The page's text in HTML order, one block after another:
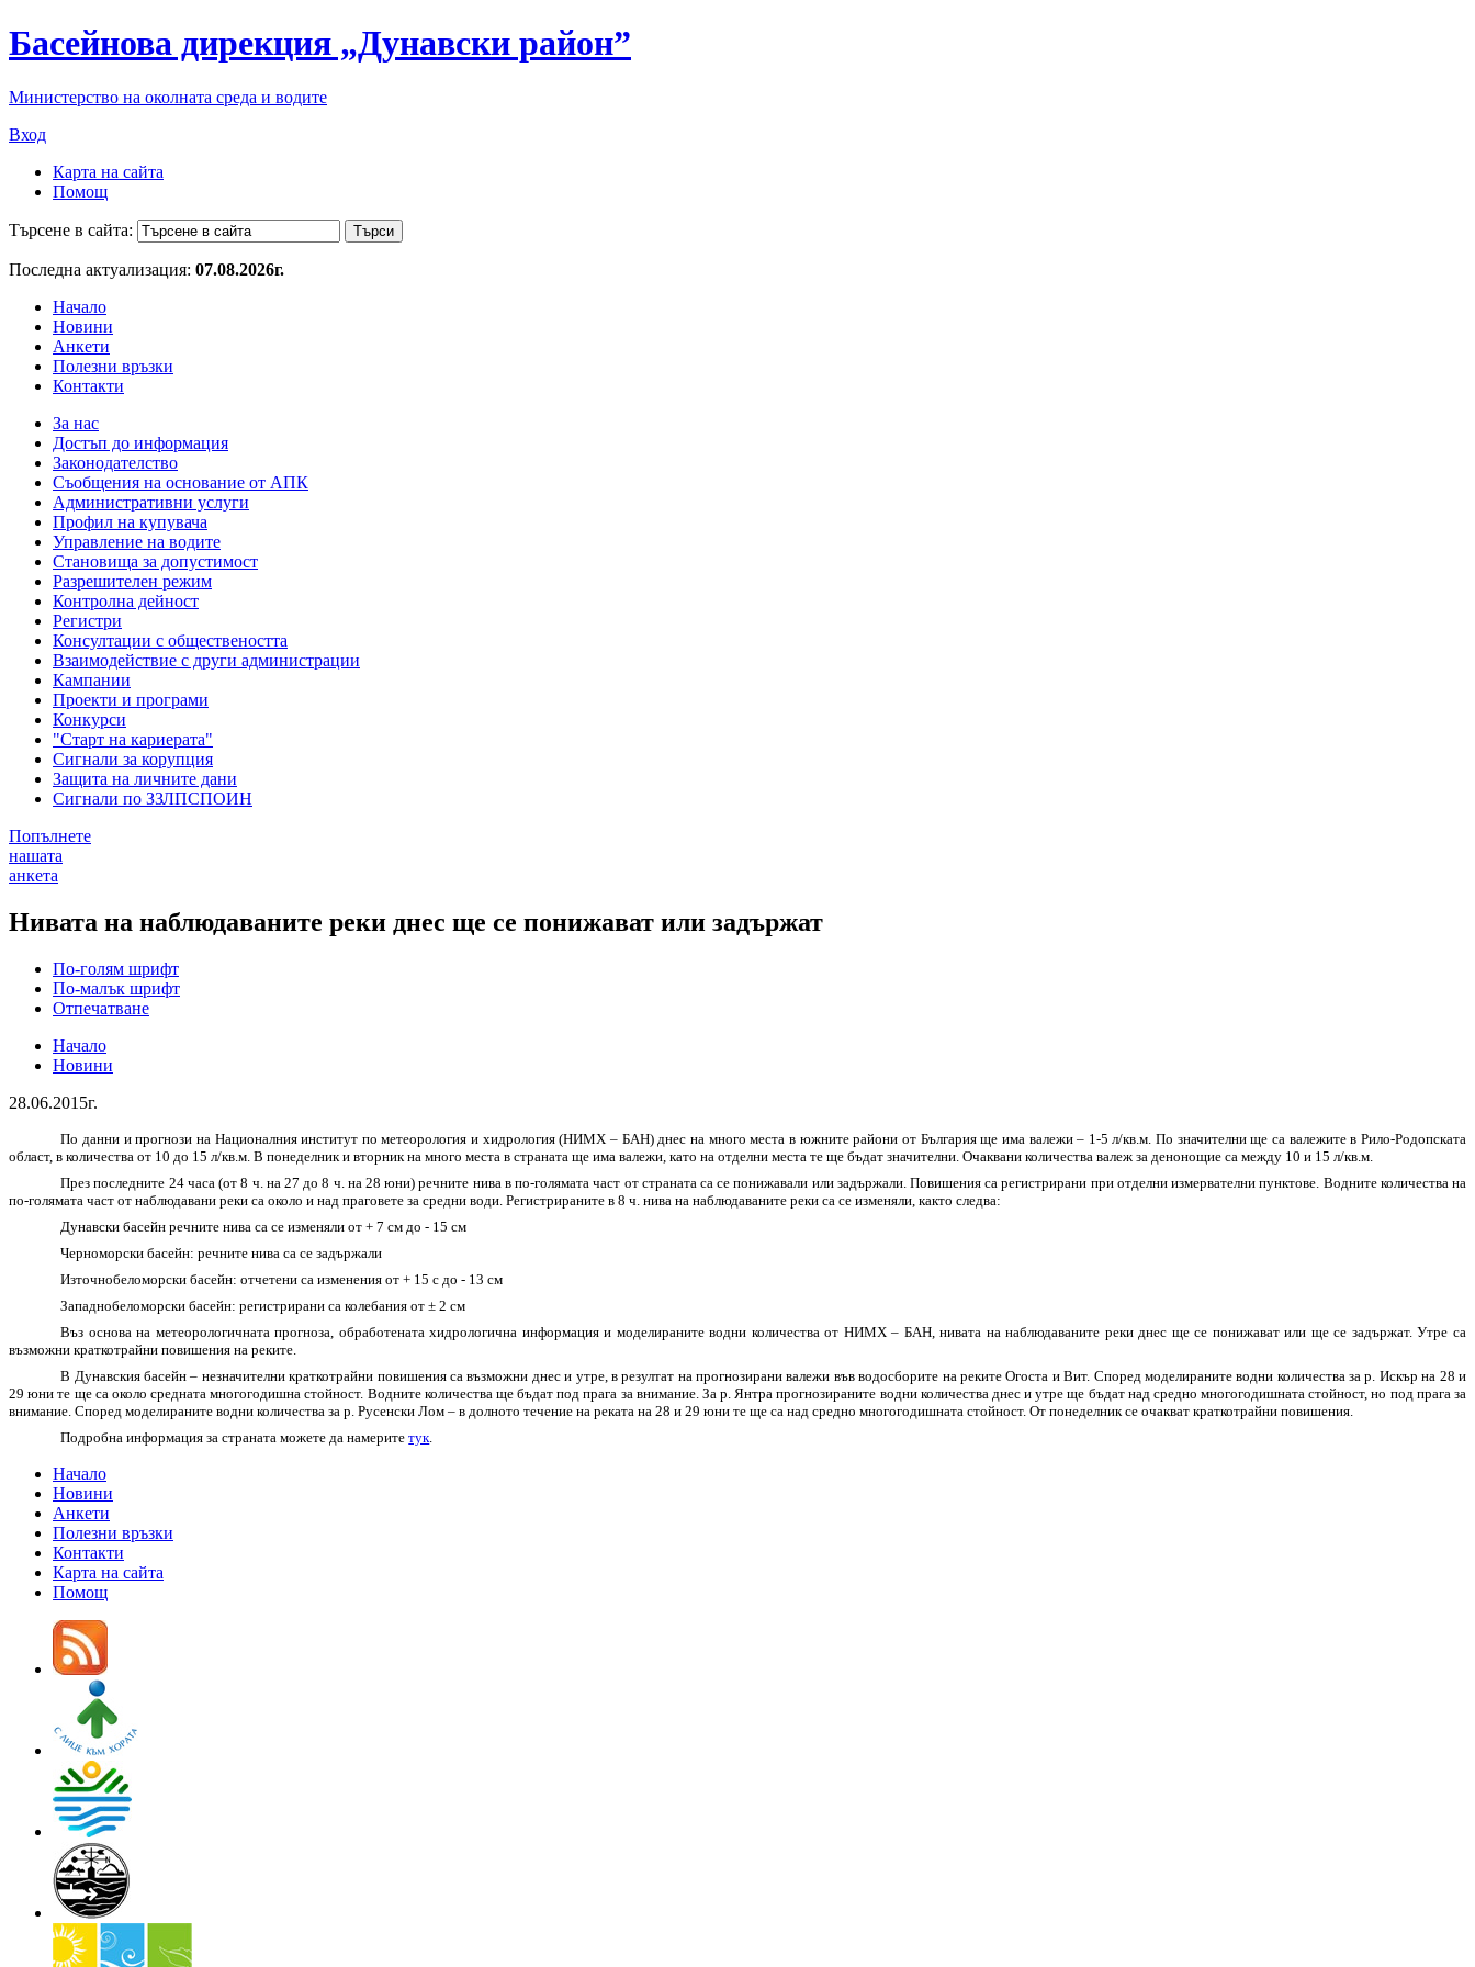
Басейнова дирекция „Дунавски район”
Министерство на околната среда и водите
Вход
Карта на сайта
Помощ
Търсене в сайта:
Последна актуализация: 07.08.2026г.
Начало
Новини
Анкети
Полезни връзки
Контакти
За нас
Достъп до информация
Законодателство
Съобщения на основание от АПК
Административни услуги
Профил на купувача
Управление на водите
Становища за допустимост
Разрешителен режим
Контролна дейност
Регистри
Консултации с обществеността
Взаимодействие с други администрации
Кампании
Проекти и програми
Конкурси
"Старт на кариерата"
Сигнали за корупция
Защита на личните дани
Сигнали по ЗЗЛПСПОИН
Попълнете
нашата
анкета
Нивата на наблюдаваните реки днес ще се понижават или задържат
По-голям шрифт
По-малък шрифт
Отпечатване
Начало
Новини
28.06.2015г.
По данни и прогнози на Националния институт по метеорология и хидрология (НИМХ – БАН) днес на много места в южните райони от България ще има валежи – 1-5 л/кв.м. По значителни ще са валежите в Рило-Родопската
област, в количества от 10 до 15 л/кв.м. В понеделник и вторник на много места в страната ще има валежи, като на отделни места те ще бъдат значителни. Очаквани количества валеж за денонощие са между 10 и 15 л/кв.м.
През последните 24 часа (от 8 ч. на 27 до 8 ч. на 28 юни) речните нива в по-голямата част от страната са се понижавали или задържали. Повишения са регистрирани при отделни измервателни пунктове. Водните количества на
по-голямата част от наблюдавани реки са около и над праговете за средни води. Регистрираните в 8 ч. нива на наблюдаваните реки са се изменяли, както следва:
Дунавски басейн речните нива са се изменяли от + 7 см до - 15 см
Черноморски басейн: речните нива са се задържали
Източнобеломорски басейн: отчетени са изменения от + 15 с до - 13 см
Западнобеломорски басейн: регистрирани са колебания от ± 2 см
Въз основа на метеорологичната прогноза, обработената хидрологична информация и моделираните водни количества от НИМХ – БАН, нивата на наблюдаваните реки днес ще се понижават или ще се задържат. Утре са
възможни краткотрайни повишения на реките.
В Дунавския басейн – незначителни краткотрайни повишения са възможни днес и утре, в резултат на прогнозирани валежи във водосборите на реките Огоста и Вит. Според моделираните водни количества за р. Искър на 28 и
29 юни те ще са около средната многогодишна стойност. Водните количества ще бъдат под прага за внимание. За р. Янтра прогнозираните водни количества днес и утре ще бъдат над средно многогодишната стойност, но под прага за
внимание. Според моделираните водни количества за р. Русенски Лом – в долното течение на реката на 28 и 29 юни те ще са над средно многогодишната стойност. От понеделник се очакват краткотрайни повишения.
Подробна информация за страната можете да намеритетук
Начало
Новини
Анкети
Полезни връзки
Контакти
Карта на сайта
Помощ